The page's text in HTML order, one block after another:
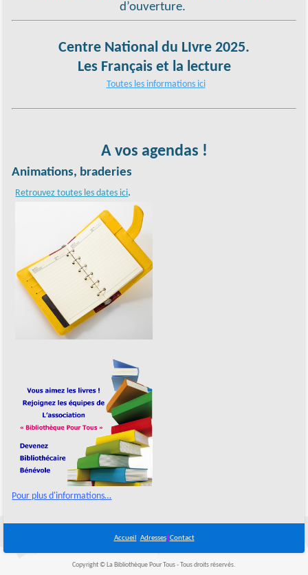
d’ouverture.
Centre National du LIvre 2025.
Les Français et la lecture
Toutes les informations ici
A vos agendas !
Animations, braderies
Retrouvez toutes les dates ici.
Pour plus d'informations…
Accueil Adresses| Contact
Copyright © La Bibliothèque Pour Tous - Tous droits réservés.